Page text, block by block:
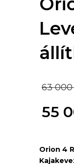
63
55
price
Orion 4